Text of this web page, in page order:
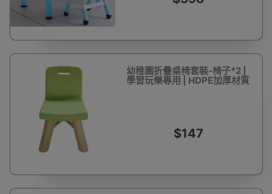
幼稚園折疊桌椅套裝-椅子*2 |
學習玩樂專用 | HDPE加厚材質
$147